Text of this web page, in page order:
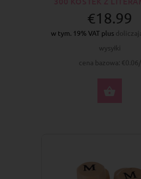
€18.99
w tym. 19% VAT plus
wysyłki
cena bazowa: €0.06/